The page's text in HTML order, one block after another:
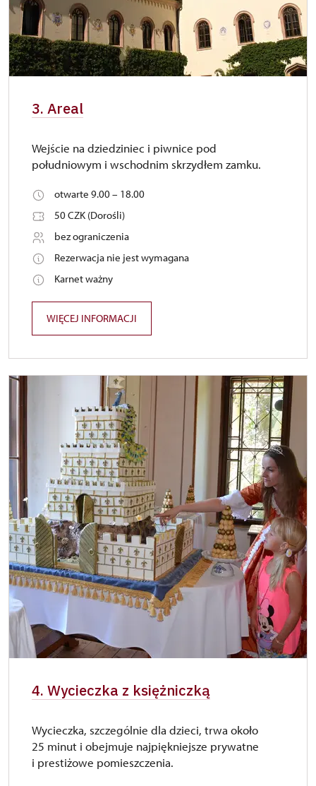
3. Areal
Wejście na dziedziniec i piwnice pod
południowym i wschodnim skrzydłem zamku.
otwarte 9.00 – 18.00
50 CZK (Dorośli)
bez ograniczenia
Rezerwacja nie jest wymagana
Karnet ważny
WIĘCEJ INFORMACJI
4. Wycieczka z księżniczką
Wycieczka, szczególnie dla dzieci, trwa około
25 minut i obejmuje najpiękniejsze prywatne
i prestiżowe pomieszczenia.